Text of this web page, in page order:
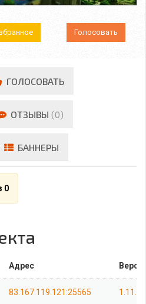
Голосовать
ГОЛОСОВАТЬ
ОТЗЫВЫ (0)
БАННЕРЫ
0
Адрес
83.167.119.121:25565 1.11.2